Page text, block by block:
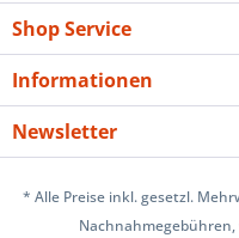
Shop Service
Informationen
Newsletter
* Alle Preise inkl. gesetzl.